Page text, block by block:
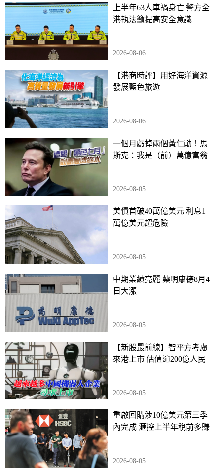
上半年63人車禍身亡 警方全
港執法籲提高安全意識
2026-08-06
【港商時評】用好海洋資源
發展藍色旅遊
2026-08-06
一個月虧掉兩個黃仁勛！馬
斯克：我是（前）萬億富翁
2026-08-05
美債首破40萬億美元 利息1
萬億美元超危險
2026-08-05
中期業績亮麗 藥明康德8月4
日大漲
2026-08-05
【新股最前線】智平方考慮
來港上市 估值逾200億人民
2026-08-05
重啟回購涉10億美元第三季
內完成 滙控上半年稅前多賺
2026-08-05